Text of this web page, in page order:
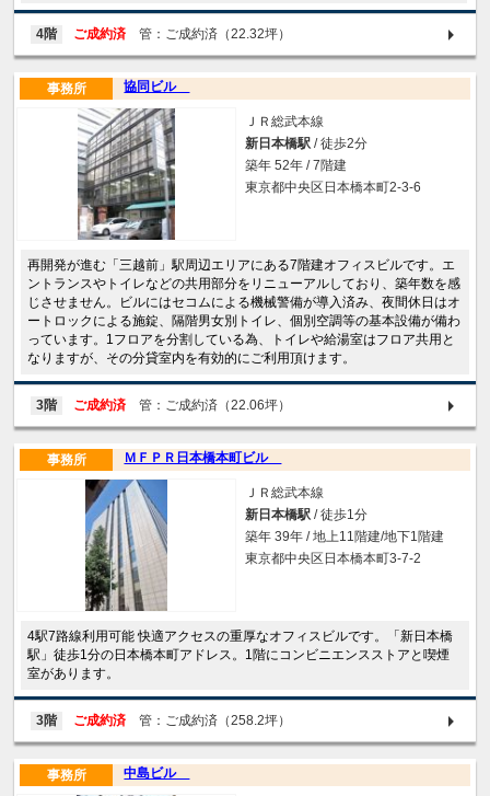
4階 ご成約済 管：ご成約済（22.32坪）
協同ビル
事務所
ＪＲ総武本線
新日本橋駅 / 徒歩2分
築年 52年 / 7階建
東京都中央区日本橋本町2-3-6
再開発が進む「三越前」駅周辺エリアにある7階建オフィスビルです。エ
ントランスやトイレなどの共用部分をリニューアルしており、築年数を感
じさせません。ビルにはセコムによる機械警備が導入済み、夜間休日はオ
ートロックによる施錠、隔階男女別トイレ、個別空調等の基本設備が備わ
っています。1フロアを分割している為、トイレや給湯室はフロア共用と
なりますが、その分貸室内を有効的にご利用頂けます。
3階 ご成約済 管：ご成約済（22.06坪）
ＭＦＰＲ日本橋本町ビル
事務所
ＪＲ総武本線
新日本橋駅 / 徒歩1分
築年 39年 / 地上11階建/地下1階建
東京都中央区日本橋本町3-7-2
4駅7路線利用可能 快適アクセスの重厚なオフィスビルです。「新日本橋
駅」徒歩1分の日本橋本町アドレス。1階にコンビニエンスストアと喫煙
室があります。
3階 ご成約済 管：ご成約済（258.2坪）
中島ビル
事務所